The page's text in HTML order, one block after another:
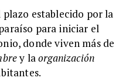
plazo establecido por la
para iniciar el
donde viven más de
y laorganización